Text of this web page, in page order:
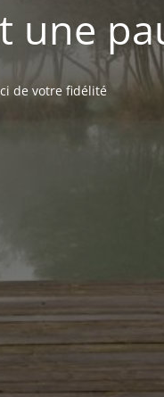
une
de votre fidélité